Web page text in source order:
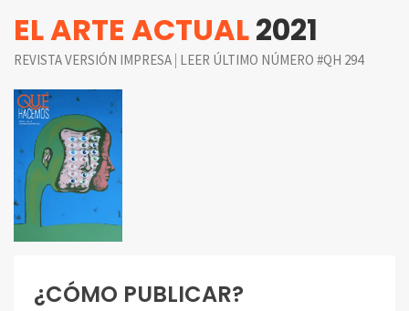
EL ARTE ACTUAL2021
REVISTA VERSIÓN IMPRESA | LEER ÚLTIMO NÚMERO #QH 294
¿CÓMO PUBLICAR?